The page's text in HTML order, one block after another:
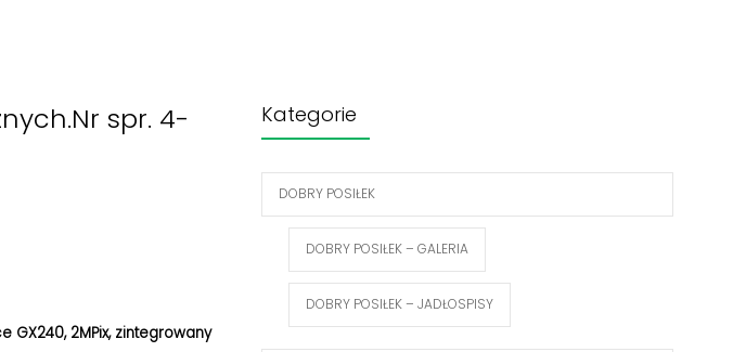
spr. 4-
2MPix, zintegrowany
Kategorie
DOBRY POSIŁEK
DOBRY POSIŁEK – GALERIA
DOBRY POSIŁEK – JADŁOSPISY